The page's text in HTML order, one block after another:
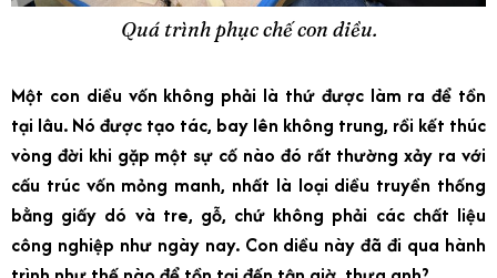
Quá trình phục chế con diều.
Một con diều vốn không phải là thứ được làm ra để tồn
tại lâu. Nó được tạo tác, bay lên không trung, rồi kết thúc
vòng đời khi gặp một sự cố nào đó rất thường xảy ra với
cấu trúc vốn mỏng manh, nhất là loại diều truyền thống
bằng giấy dó và tre, gỗ, chứ không phải các chất liệu
công nghiệp như ngày nay. Con diều này đã đi qua hành